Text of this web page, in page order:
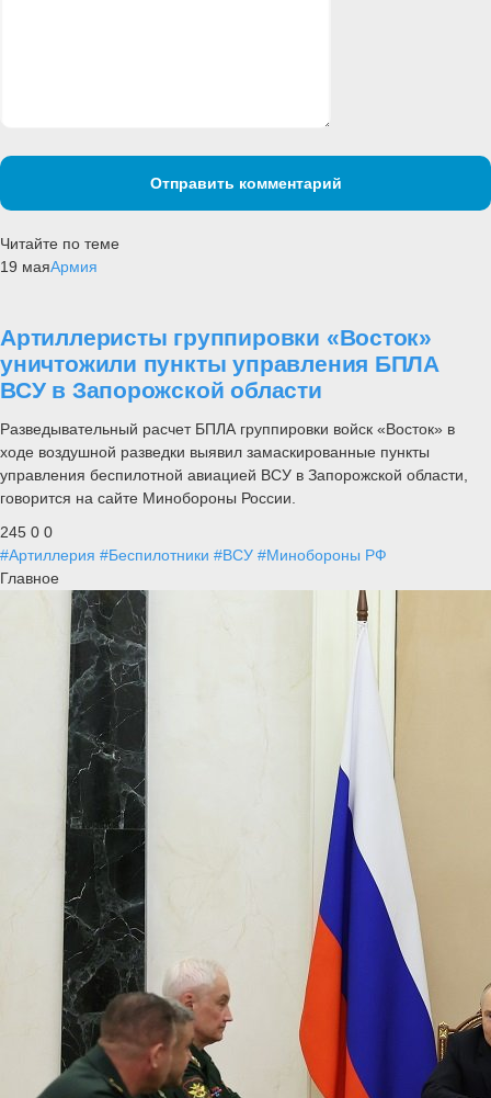
Отправить комментарий
Читайте по теме
19 маяАрмия
Артиллеристы группировки «Восток»
уничтожили пункты управления БПЛА
ВСУ в Запорожской области
Разведывательный расчет БПЛА группировки войск «Восток» в
ходе воздушной разведки выявил замаскированные пункты
управления беспилотной авиацией ВСУ в Запорожской области,
говорится на сайте Минобороны России.
245 0 0
#Артиллерия #Беспилотники #ВСУ #Минобороны РФ
Главное